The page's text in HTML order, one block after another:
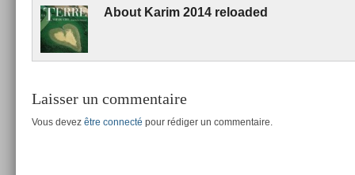
About Karim 2014 re­loaded
Laisser un commentaire
Vous devez être connecté pour rédiger un commentaire.